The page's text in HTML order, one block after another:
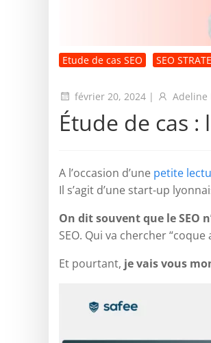
Etude de cas SEO SEO
février 20, 2024 | Adeline
Étude de cas
A l’occasion d’une petite
Il s’agit d’une start-up
On dit souvent que le SEO
SEO. Qui va chercher
Et pourtant, je vais vous